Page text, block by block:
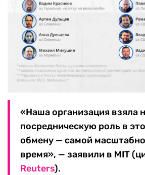
«Наша организация взяла
посредническую роль в
обмену — самой
время», — заявили в MIT
Reuters).